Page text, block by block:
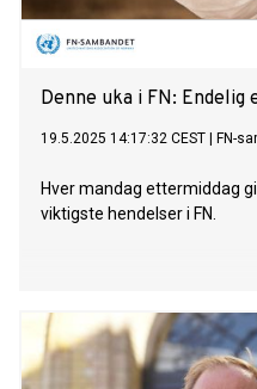
Denne uka i FN:
19.5.2025 14:17:32 CEST FN-
Hver mandag ettermiddag
viktigste hendelser i FN.